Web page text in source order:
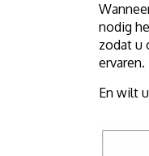
nodig
zodat u
ervaren.
En wilt